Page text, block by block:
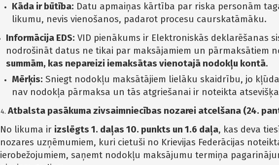
Kāda ir būtība: Datu apmaiņas kārtība par riska personām
likumu, nevis vienošanos, padarot procesu caurskatāmāku.
Informācija EDS: VID pienākums ir Elektroniskās deklarēšanas
nodrošināt datus ne tikai par maksājamiem un pārmaksātiem
summām, kas nepareizi iemaksātas vienotajā nodokļu kontā.
Mērķis: Sniegt nodokļu maksātājiem lielāku skaidrību, jo
nav nodokļa pārmaksa un tās atgriešanai ir noteikta
Atbalsta pasākuma zivsaimniecības nozarei atcelšana (24.
No likuma ir izslēgts 1. daļas 10. punkts un 1.6 daļa, kas deva
nozares uzņēmumiem, kuri cietuši no Krievijas Federācijas
ierobežojumiem, saņemt nodokļu maksājumu termiņa